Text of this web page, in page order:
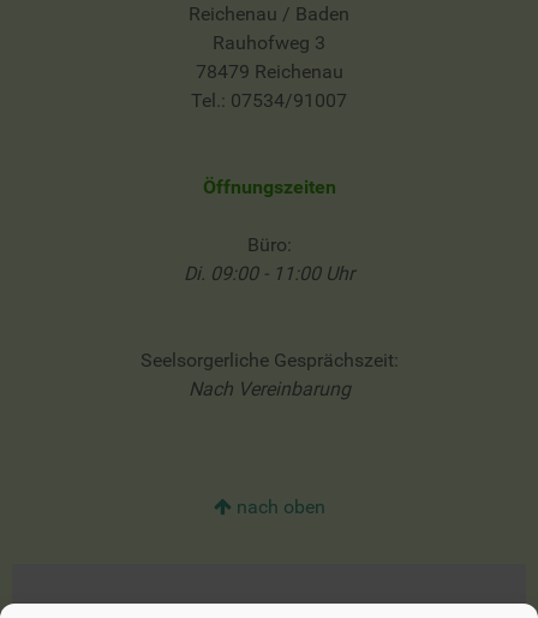
Reichenau / Baden
Rauhofweg 3
78479 Reichenau
Tel.: 07534/91007
Öffnungszeiten
Büro:
Di. 09:00 - 11:00 Uhr
Seelsorgerliche Gesprächszeit:
Nach Vereinbarung
nach oben